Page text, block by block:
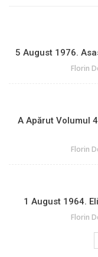
5 August 1976.
Florin
A Apărut Volumul 4
Florin
1 August 1964.
Florin